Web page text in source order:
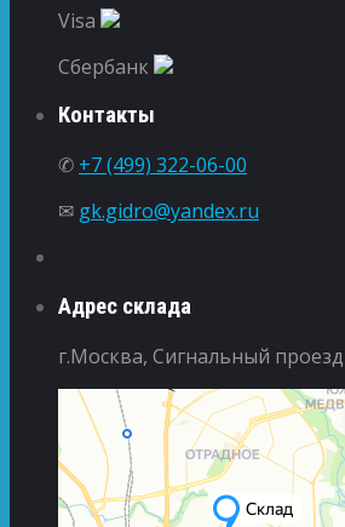
Visa
Сбербанк
Контакты
✆ +7 (499) 322-06-00
✉ gk.gidro@yandex.ru
Адрес склада
г.Москва, Сигнальный проезд